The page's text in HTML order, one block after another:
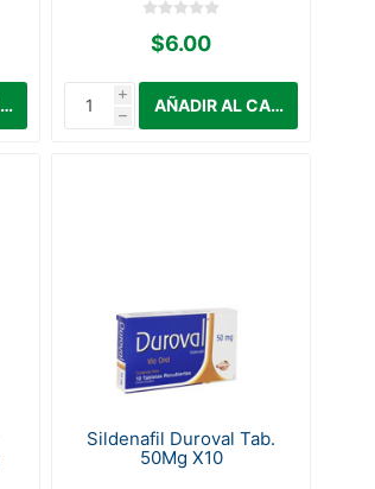
$6.00
i
h
Sildenafil Duroval Tab.
50Mg X10